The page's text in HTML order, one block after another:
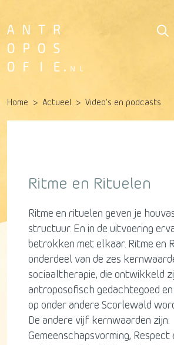
Home Actueel Video’s en podcasts
Ritme en Rituelen
Ritme en rituelen geven je
structuur. En in de uitvoering
betrokken met elkaar. Ritme en
onderdeel van de zes
sociaaltherapie, die ontwikkeld
antroposofisch gedachtegoed
op onder andere Scorlewald
De andere vijf kernwaarden zijn:
Gemeenschapsvorming, Respect